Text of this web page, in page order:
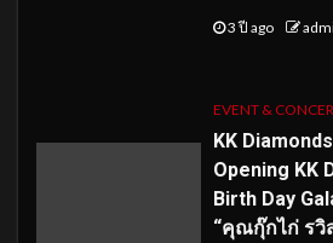
3 ปี ago
EVENT &
KK
Opening KK
Birth Day
“คุณกุ๊กไก่ รวิ